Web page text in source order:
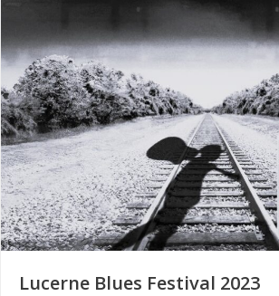
Lucerne Blues Festival 2023